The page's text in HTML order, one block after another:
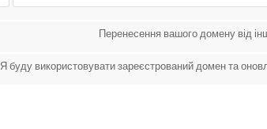
Перенесення вашого домену від
Я буду використовувати зареєстрований домен та